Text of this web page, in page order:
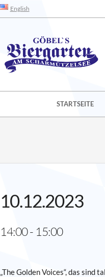
English
STARTSEITE
10.12.2023
14:00 - 15:00
„The Golden Voices“, das